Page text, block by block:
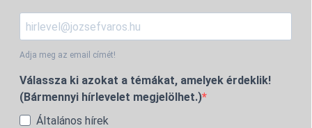
Adja meg az email címét!
Válassza ki azokat a témákat, amelyek érdeklik!
(Bármennyi hírlevelet megjelölhet.)
Általános hírek